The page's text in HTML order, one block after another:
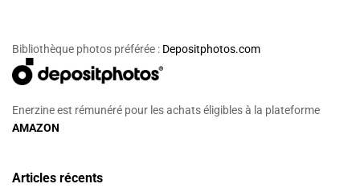
Bibliothèque photos préférée : Depositphotos.com
Enerzine est rémunéré pour les achats éligibles à la plateforme
AMAZON
Articles récents